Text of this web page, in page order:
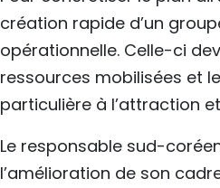
création rapide d’un
opérationnelle. Celle-ci
ressources mobilisées et
particulière à l’attraction
Le responsable sud-
l’amélioration de son